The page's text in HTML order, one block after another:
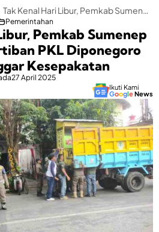
Tak Kenal Hari Libur, Pemkab Sumenep Lakukan Penertiban PKL Diponegoro yang Langgar Kesepakatan
Pemerintahan
Pemkab Sumenep
PKL Diponegoro
Kesepakatan
27 April 2025
Ikuti Kami
GoogleNews